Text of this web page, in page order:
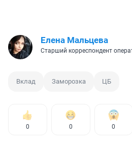
Елена Мальцева
Старший корреспондент
Вклад Заморозка ЦБ
0 0 0